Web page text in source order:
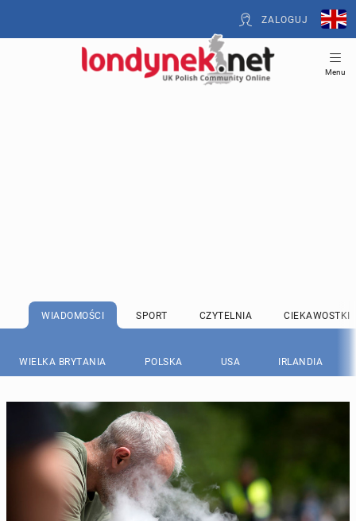
ZALOGUJ
Menu
WIADOMOŚCI SPORT CZYTELNIA CIEKAWOSTKI
WIELKA BRYTANIA POLSKA USA IRLANDIA